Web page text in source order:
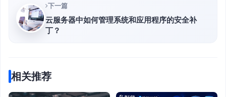
下一篇
云服务器中如何管理系统和应用程序的安全补
丁？
相关推荐